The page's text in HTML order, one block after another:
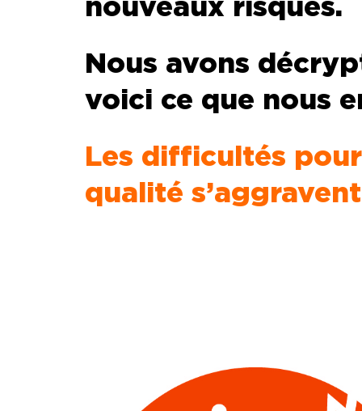
Nous avons
voici ce que nous
Les difficultés
qualité